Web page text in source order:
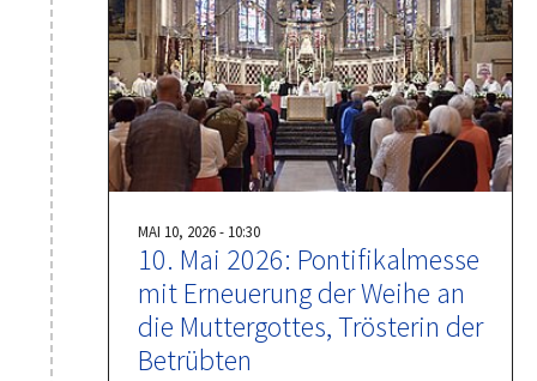
MAI 10, 2026 - 10:30
10. Mai 2026: Pontifikalmesse
mit Erneuerung der Weihe an
die Muttergottes, Trösterin der
Betrübten